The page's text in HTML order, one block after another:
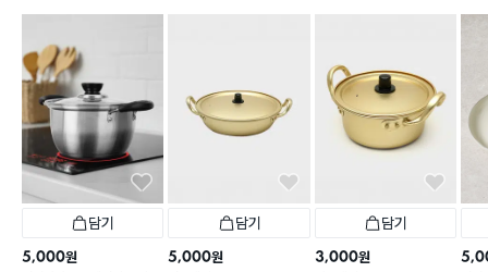
부담 없는 가격으로 냄비 조리 효율을 극대화해 주는 필
수 주방 가성비 템입니다! 18cm 냄비/프라이팬 뚜껑
교체용이나 투명 유리 뚜껑 찾으시는 분들께 강력 추천
합니다!
담기
5,000원
담기
5,000원
담기
3,000원